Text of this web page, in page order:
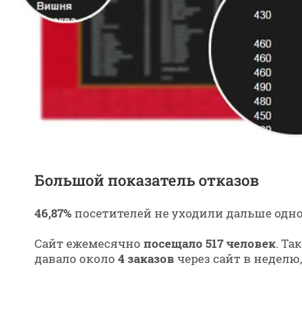
Большой показатель отказов
46,87%посетителей не уходили дальше
Сайт ежемесячно посещало 517 человек.
давало около 4 заказов через сайт в